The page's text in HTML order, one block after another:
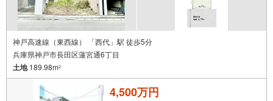
神戸高速線（東西線） 「西代」駅 徒歩5分
兵庫県神戸市長田区蓮宮通6丁目
土地189.98m2
4,500万円